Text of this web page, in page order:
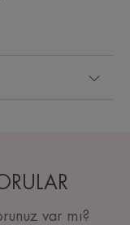
var mı?